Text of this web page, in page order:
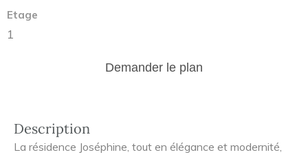
Etage
1
Demander le plan
Description
La résidence Joséphine, tout en élégance et modernité,